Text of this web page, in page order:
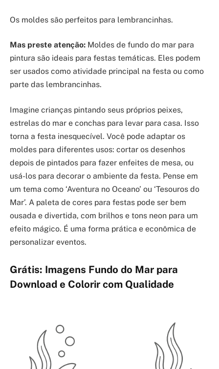
Os moldes são perfeitos para lembrancinhas.
Mas preste atenção: Moldes de fundo do mar para
pintura são ideais para festas temáticas. Eles podem
ser usados como atividade principal na festa ou como
parte das lembrancinhas.
Imagine crianças pintando seus próprios peixes,
estrelas do mar e conchas para levar para casa. Isso
torna a festa inesquecível. Você pode adaptar os
moldes para diferentes usos: cortar os desenhos
depois de pintados para fazer enfeites de mesa, ou
usá-los para decorar o ambiente da festa. Pense em
um tema como ‘Aventura no Oceano’ ou ‘Tesouros do
Mar’. A paleta de cores para festas pode ser bem
ousada e divertida, com brilhos e tons neon para um
efeito mágico. É uma forma prática e econômica de
personalizar eventos.
Grátis: Imagens Fundo do Mar para
Download e Colorir com Qualidade